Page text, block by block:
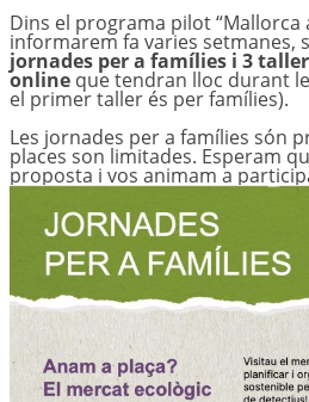
Dins el programa pilot “Mallorca
informarem fa varies setmanes,
jornades per a famílies i 3
online que tendran lloc durant
el primer taller és per famílies).
Les jornades per a famílies són
places son limitades. Esperam
proposta i vos animam a